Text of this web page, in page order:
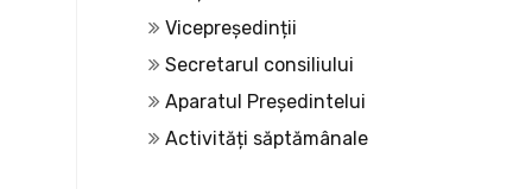
Vicepreședinții
Secretarul consiliului
Aparatul Președintelui
Activități săptămânale